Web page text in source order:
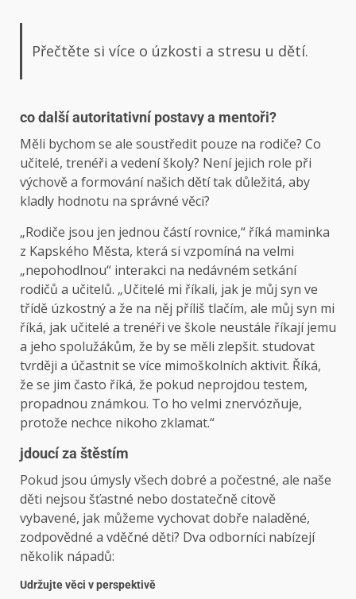
Přečtěte si více o úzkosti a stresu u dětí.
co další autoritativní postavy a mentoři?
Měli bychom se ale soustředit pouze na rodiče? Co
učitelé, trenéři a vedení školy? Není jejich role při
výchově a formování našich dětí tak důležitá, aby
kladly hodnotu na správné věci?
„Rodiče jsou jen jednou částí rovnice,“ říká maminka
z Kapského Města, která si vzpomíná na velmi
„nepohodlnou“ interakci na nedávném setkání
rodičů a učitelů. „Učitelé mi říkali, jak je můj syn ve
třídě úzkostný a že na něj příliš tlačím, ale můj syn mi
říká, jak učitelé a trenéři ve škole neustále říkají jemu
a jeho spolužákům, že by se měli zlepšit. studovat
tvrději a účastnit se více mimoškolních aktivit. Říká,
že se jim často říká, že pokud neprojdou testem,
propadnou známkou. To ho velmi znervózňuje,
protože nechce nikoho zklamat.“
jdoucí za štěstím
Pokud jsou úmysly všech dobré a počestné, ale naše
děti nejsou šťastné nebo dostatečně citově
vybavené, jak můžeme vychovat dobře naladěné,
zodpovědné a vděčné děti? Dva odborníci nabízejí
několik nápadů:
Udržujte věci v perspektivě